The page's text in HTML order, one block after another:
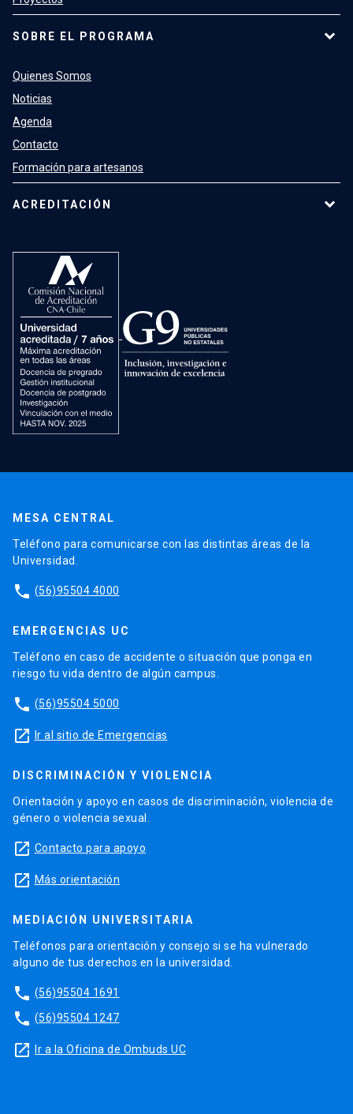
SOBRE EL PROGRAMA
Quienes Somos
Noticias
Agenda
Contacto
Formación para artesanos
ACREDITACIÓN
MESA CENTRAL
Teléfono para comunicarse con las distintas áreas de la
Universidad.
phone (56)95504 4000
EMERGENCIAS UC
Teléfono en caso de accidente o situación que ponga en
riesgo tu vida dentro de algún campus.
phone (56)95504 5000
launch Ir al sitio de Emergencias
DISCRIMINACIÓN Y VIOLENCIA
Orientación y apoyo en casos de discriminación, violencia de
género o violencia sexual.
launch Contacto para apoyo
launch Más orientación
MEDIACIÓN UNIVERSITARIA
Teléfonos para orientación y consejo si se ha vulnerado
alguno de tus derechos en la universidad.
phone (56)95504 1691
phone (56)95504 1247
launch Ir a la Oficina de Ombuds UC